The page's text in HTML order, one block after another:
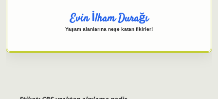
Evin İlham Durağı
Yaşam alanlarına neşe katan fikirler!